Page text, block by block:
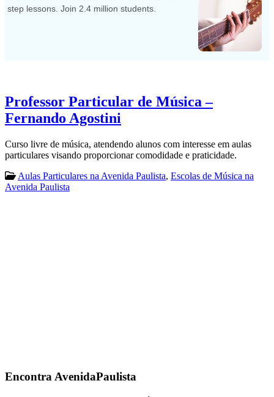
Professor Particular de Música –
Fernando Agostini
Curso livre de música, atendendo alunos com interesse em aulas
particulares visando proporcionar comodidade e praticidade.
Aulas Particulares na Avenida Paulista, Escolas de Música na
Avenida Paulista
EncontraAvenidaPaulista